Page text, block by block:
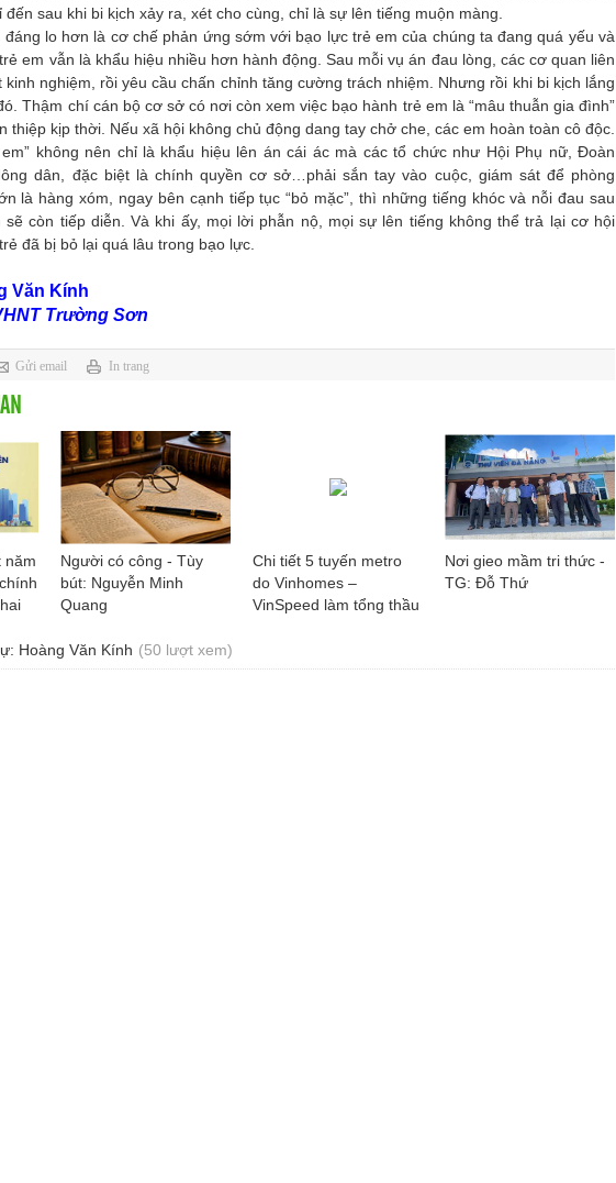
sau khi bi kịch xảy ra, xét cho cùng, chỉ là sự lên tiếng muộn màng.
lo hơn là cơ chế phản ứng sớm với bạo lực trẻ em của chúng ta đang quá yếu và
em vẫn là khẩu hiệu nhiều hơn hành động. Sau mỗi vụ án đau lòng, các cơ quan liên
kinh nghiệm, rồi yêu cầu chấn chỉnh tăng cường trách nhiệm. Nhưng rồi khi bi kịch lắng
Thậm chí cán bộ cơ sở có nơi còn xem việc bạo hành trẻ em là “mâu thuẫn gia đình”
thiệp kịp thời. Nếu xã hội không chủ động dang tay chở che, các em hoàn toàn cô độc.
không nên chỉ là khẩu hiệu lên án cái ác mà các tổ chức như Hội Phụ nữ, Đoàn
dân, đặc biệt là chính quyền cơ sở…phải sắn tay vào cuộc, giám sát để phòng
là hàng xóm, ngay bên cạnh tiếp tục “bỏ mặc”, thì những tiếng khóc và nỗi đau sau
còn tiếp diễn. Và khi ấy, mọi lời phẫn nộ, mọi sự lên tiếng không thể trả lại cơ hội
đã bị bỏ lại quá lâu trong bạo lực.
Văn Kính
Trường Sơn
Gửi email In trang
năm
Người có công - Tùy
bút: Nguyễn Minh
Quang
Chi tiết 5 tuyến metro
do Vinhomes –
VinSpeed làm tổng thầu
Nơi gieo mầm tri thức -
TG: Đỗ Thứ
Hoàng Văn Kính (50 lượt xem)